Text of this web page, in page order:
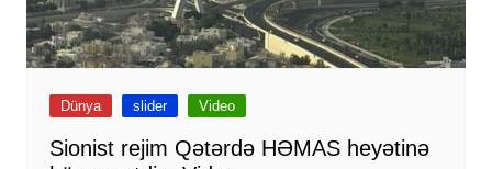
Dünya slider Video
Sionist rejim Qətərdə HƏMAS heyətinə